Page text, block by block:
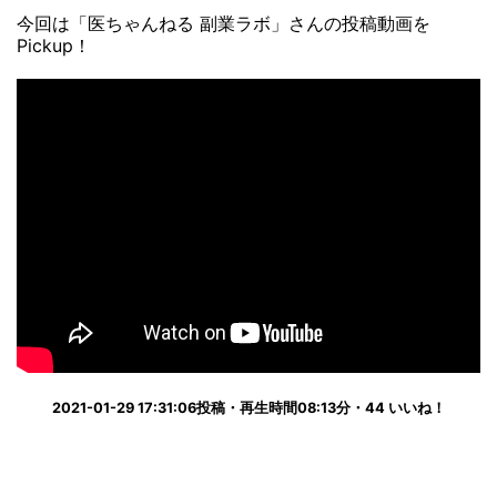
今回は「医ちゃんねる 副業ラボ」さんの投稿動画を
Pickup！
2021-01-29 17:31:06投稿・再生時間08:13分・44 いいね！